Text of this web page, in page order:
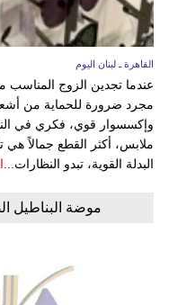
القاهرة ـ لبنان اليوم
عندما تجدين الزوج المناسب
مجرد ضرورة للحماية من
وإكسسوار قوي، فكري في
ملابس، أكثر القطع جمالاً
البدلة القوية، تبدو النظارات...
موضة البناطيل